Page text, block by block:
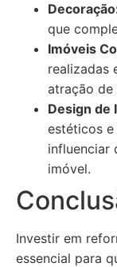
que
Imóveis
realizadas
atração de
Design de
estéticos
influenciar
imóvel.
Investir em
essencial para